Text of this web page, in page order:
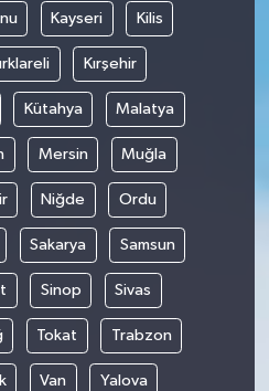
Kayseri Kilis
Kırşehir
Kütahya Malatya
Mersin Muğla
Niğde Ordu
Sakarya Samsun
Sinop Sivas
Tokat Trabzon
Van Yalova